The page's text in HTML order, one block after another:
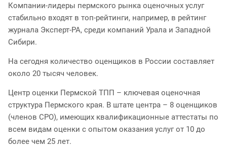
Компании-лидеры пермского рынка оценочных услуг
стабильно входят в топ-рейтинги, например, в рейтинг
журнала Эксперт-РА, среди компаний Урала и Западной
Сибири.
На сегодня количество оценщиков в России составляет
около 20 тысяч человек.
Центр оценки Пермской ТПП – ключевая оценочная
структура Пермского края. В штате центра – 8 оценщиков
(членов СРО), имеющих квалификационные аттестаты по
всем видам оценки с опытом оказания услуг от 10 до
более чем 25 лет.